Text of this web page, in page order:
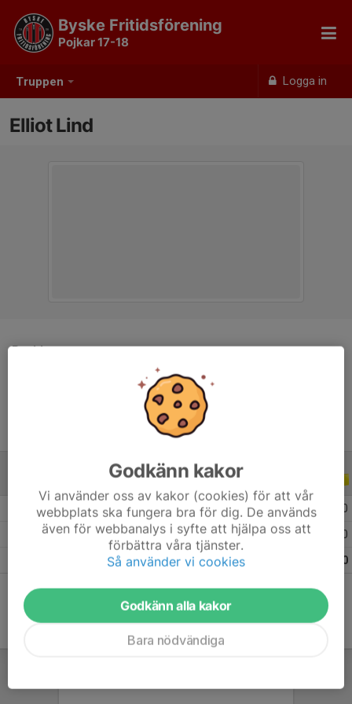
Truppen Logga in
Byske Fritidsförening
Pojkar 17-18
Elliot Lind
Position
-
7 år
ALLA ÅR
2026 3 0 0 0
12 0 0
0
Godkänn kakor
Vi använder oss av kakor (cookies) för att vår
webbplats ska fungera bra för dig. De används
även för webbanalys i syfte att hjälpa oss att
förbättra våra tjänster.
Så använder vi cookies
Godkänn alla kakor
Bara nödvändiga